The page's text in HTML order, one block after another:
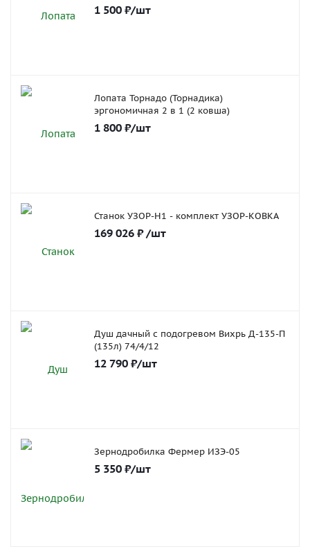
1 500 ₽/шт
Лопата Торнадо (Торнадика)
эргономичная 2 в 1 (2 ковша)
1 800 ₽/шт
Станок УЗОР-Н1 - комплект УЗОР-КОВКА
169 026 ₽ /шт
Душ дачный с подогревом Вихрь Д-135-П
(135л) 74/4/12
12 790 ₽/шт
Зернодробилка Фермер ИЗЭ-05
5 350 ₽/шт